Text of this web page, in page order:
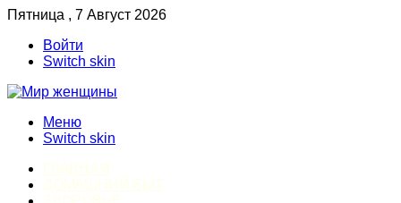
Пятница , 7 Август 2026
Войти
Switch skin
Меню
Switch skin